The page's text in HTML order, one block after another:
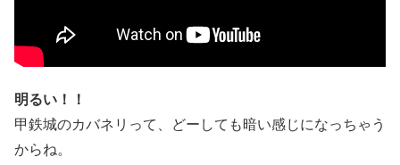
明るい！！
甲鉄城のカバネリって、どーしても暗い感じになっちゃう
からね。